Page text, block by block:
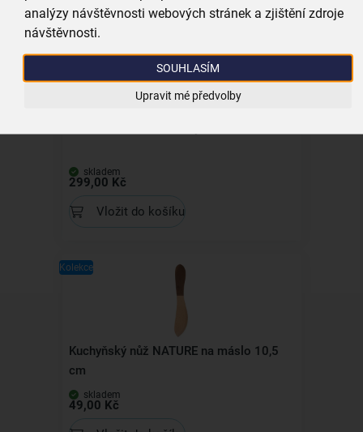
analýzy návštěvnosti webových stránek a zjištění zdroje
návštěvnosti.
SOUHLASÍM
Upravit mé předvolby
skladem
299,00 Kč
Vložit do košíku
Kolekce
Kuchyňský nůž NATURE na máslo 10,5
cm
skladem
49,00 Kč